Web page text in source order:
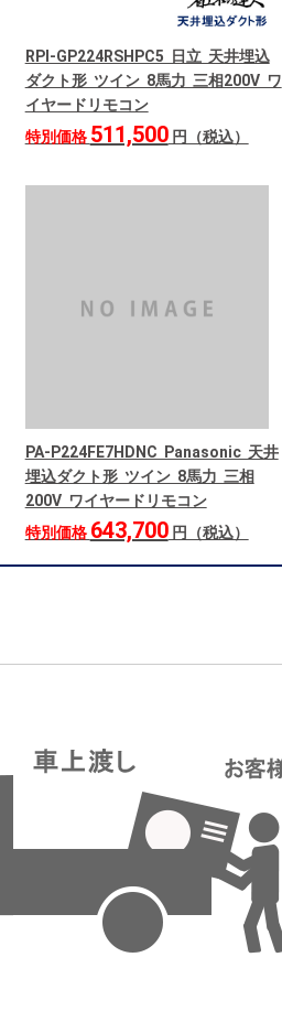
RPI-GP224RSHPC5 日立 天井埋込
ダクト形 ツイン 8馬力 三相200V ワ
イヤードリモコン
特別価格 511,500円（税込）
PA-P224FE7HDNC Panasonic 天井
埋込ダクト形 ツイン 8馬力 三相
200V ワイヤードリモコン
特別価格 643,700円（税込）